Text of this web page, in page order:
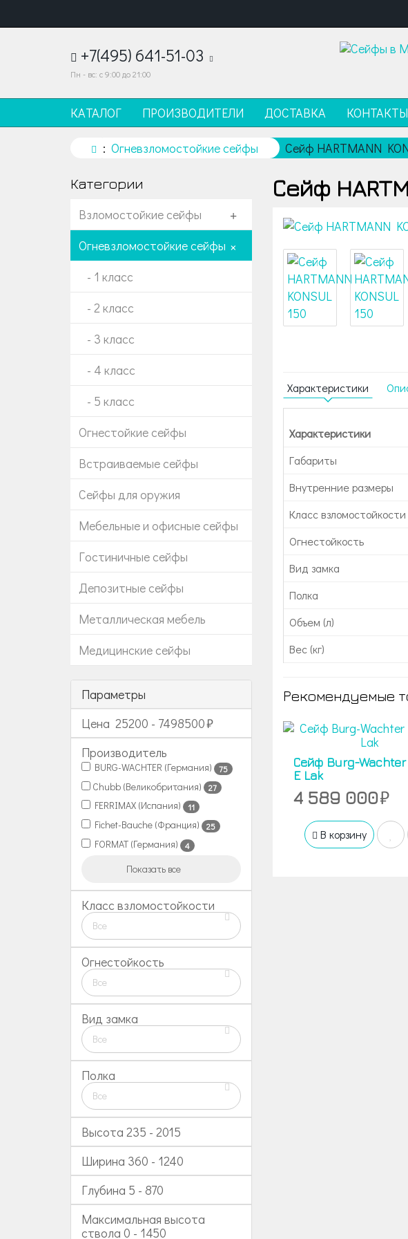
+7(495) 641-51-03
Пн - вс: с 9:00 до 21:00
КАТАЛОГ ПРОИЗВОДИТЕЛИ ДОСТАВКА КОНТАКТЫ
Огневзломостойкие сейфы Сейф HARTMANN
Категории
Взломостойкие сейфы +
Огневзломостойкие сейфы +
- 1 класс
- 2 класс
- 3 класс
- 4 класс
- 5 класс
Огнестойкие сейфы
Встраиваемые сейфы
Сейфы для оружия
Мебельные и офисные сейфы
Гостиничные сейфы
Депозитные сейфы
Металлическая мебель
Медицинские сейфы
Параметры
Цена 25200 - 7498500
Производитель
BURG-WACHTER (Германия) 75
Chubb (Великобритания) 27
FERRIMAX (Испания) 11
Fichet-Bauche (Франция) 25
FORMAT (Германия) 4
Показать все
Класс взломостойкости
Все
Огнестойкость
Все
Вид замка
Все
Полка
Все
Высота 235 - 2015
Ширина 360 - 1240
Глубина 5 - 870
Максимальная высота
ствола 0 - 1450
Сейф
Характеристики
Характеристики
Габариты
Внутренние размеры
Класс взломостойкости
Огнестойкость
Вид замка
Полка
Объем (л)
Вес (кг)
Рекомендуемые
Сейф Burg-Wachter
E Lak
4 589 000
В корзину